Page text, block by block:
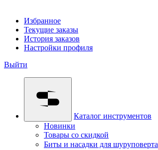
Избранное
Текущие заказы
История заказов
Настройки профиля
Выйти
Каталог инструментов
Новинки
Товары со скидкой
Биты и насадки для шуруповерта